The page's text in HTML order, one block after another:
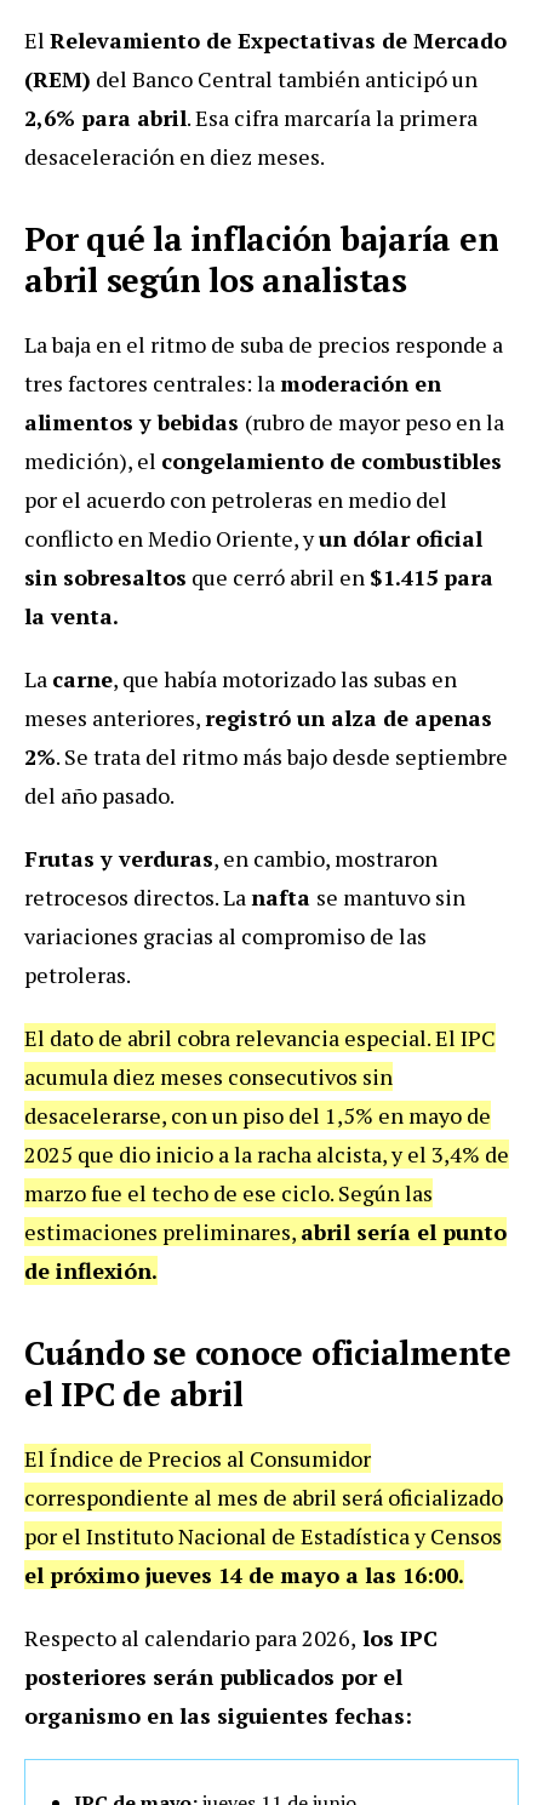
El Relevamiento de Expectativas de Mercado
(REM) del Banco Central también anticipó un
2,6% para abril. Esa cifra marcaría la primera
desaceleración en diez meses.
Por qué la inflación bajaría en
abril según los analistas
La baja en el ritmo de suba de precios responde a
tres factores centrales: lamoderación en
alimentos y bebidas (rubro de mayor peso en la
medición), el congelamiento de combustibles
por el acuerdo con petroleras en medio del
conflicto en Medio Oriente, yun dólar oficial
sin sobresaltos que cerró abril en $1.415 para
la venta.
La carne, que había motorizado las subas en
meses anteriores,registró un alza de apenas
2%. Se trata del ritmo más bajo desde septiembre
del año pasado.
Frutas y verduras, en cambio, mostraron
retrocesos directos. Lanafta se mantuvo sin
variaciones gracias al compromiso de las
petroleras.
El dato de abril cobra relevancia especial. El IPC
acumula diez meses consecutivos sin
desacelerarse, con un piso del 1,5% en mayo de
2025 que dio inicio a la racha alcista, y el 3,4% de
marzo fue el techo de ese ciclo. Según las
estimaciones preliminares, abril sería el punto
de inflexión.
Cuándo se conoce oficialmente
el IPC de abril
El Índice de Precios al Consumidor
correspondiente al mes de abril será oficializado
por el Instituto Nacional de Estadística y Censos
el próximo jueves 14 de mayo a las 16:00.
Respecto al calendario para 2026, los IPC
posteriores serán publicados por el
organismo en las siguientes fechas: